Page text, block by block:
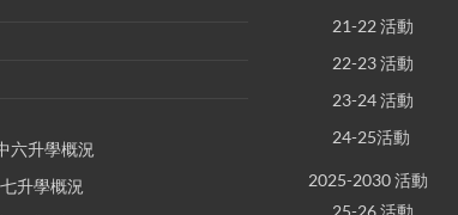
六升學概況
升學概況
21-22 活動
22-23 活動
23-24 活動
24-25活動
2025-2030 活動
25-26 活動